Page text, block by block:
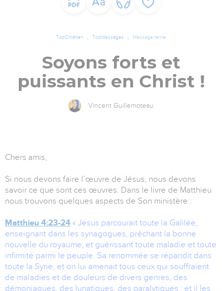
TopChrétien TopMessages Message texte
Soyons forts et
puissants en Christ !
Vincent Guillemoteau
Chers amis,
Si nous devons faire l’œuvre de Jésus, nous devons
savoir ce que sont ces œuvres. Dans le livre de Matthieu
nous trouvons quelques aspects de Son ministère :
Matthieu 4:23-24 « Jésus parcourait toute la Galilée,
enseignant dans les synagogues, prêchant la bonne
nouvelle du royaume, et guérissant toute maladie et toute
infirmité parmi le peuple. Sa renommée se répandit dans
toute la Syrie, et on lui amenait tous ceux qui souffraient
de maladies et de douleurs de divers genres, des
démoniaques, des lunatiques, des paralytiques ; et il les